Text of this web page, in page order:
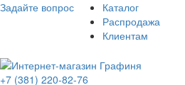
Задайте вопрос
Каталог
Распродажа
Клиентам
+7 (381) 220-82-76